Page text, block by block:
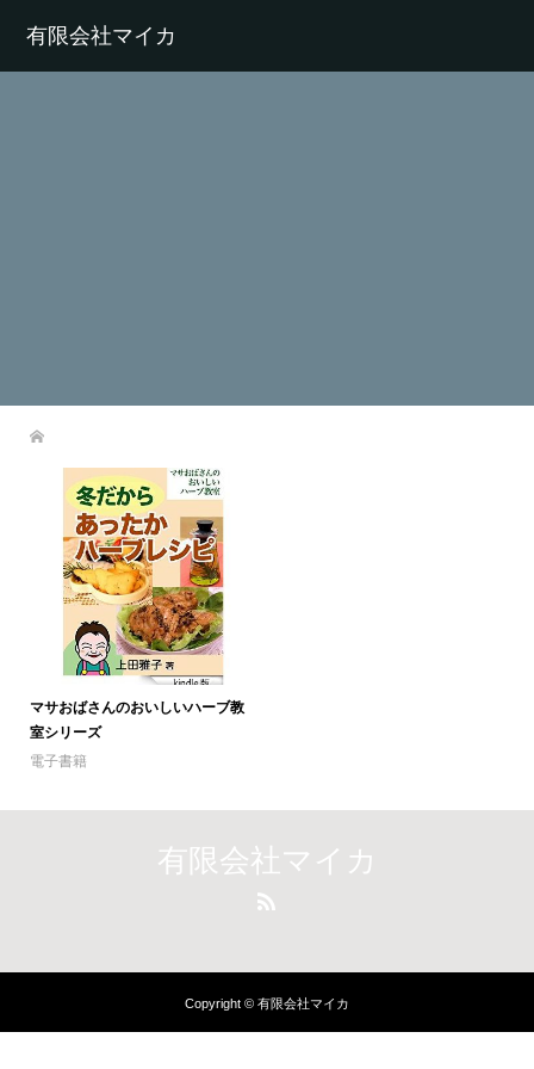
有限会社マイカ
マサおばさんのおいしいハーブ教
室シリーズ
電子書籍
有限会社マイカ
Copyright © 有限会社マイカ